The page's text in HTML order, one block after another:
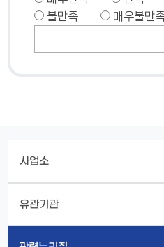
불만족
매우불만
사업소
유관기관